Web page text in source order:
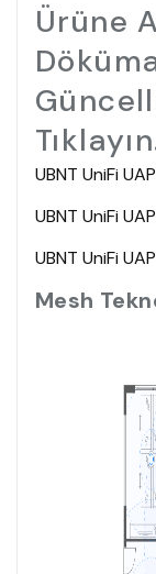
Ürüne
UBNT UniFi
UBNT UniFi
UBNT UniFi
Mesh